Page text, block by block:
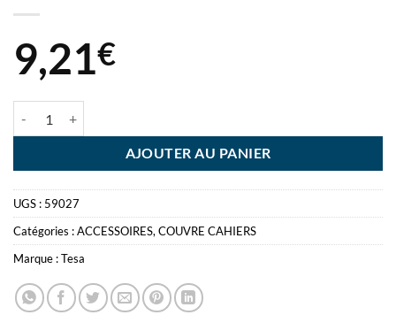
9,21€
AJOUTER AU PANIER
UGS : 59027
Catégories :ACCESSOIRES, COUVRE CAHIERS
Marque :Tesa